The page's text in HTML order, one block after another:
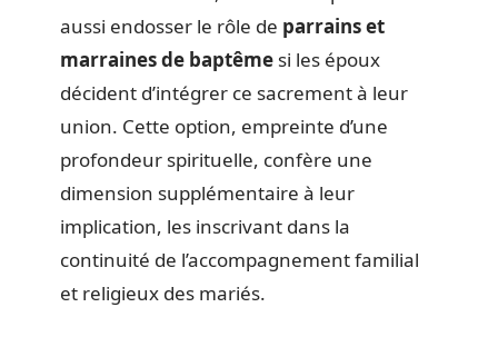
aussi endosser le rôle de parrains et
marraines de baptême si les époux
décident d’intégrer ce sacrement à leur
union. Cette option, empreinte d’une
profondeur spirituelle, confère une
dimension supplémentaire à leur
implication, les inscrivant dans la
continuité de l’accompagnement familial
et religieux des mariés.